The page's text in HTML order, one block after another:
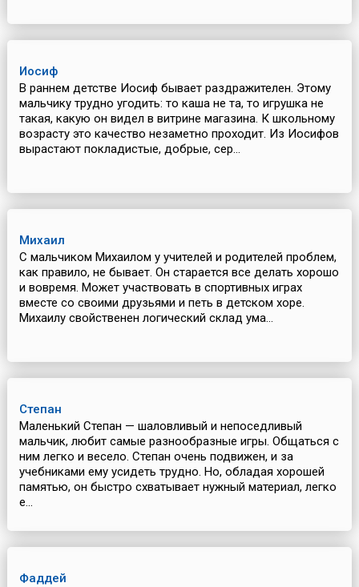
Иосиф
В раннем детстве Иосиф бывает раздражителен. Этому
мальчику трудно угодить: то каша не та, то игрушка не
такая, какую он видел в витрине магазина. К школьному
возрасту это качество незаметно проходит. Из Иосифов
вырастают покладистые, добрые, сер...
Михаил
С мальчиком Михаилом у учителей и родителей проблем,
как правило, не бывает. Он старается все делать хорошо
и вовремя. Может участвовать в спортивных играх
вместе со своими друзьями и петь в детском хоре.
Михаилу свойственен логический склад ума...
Степан
Маленький Степан — шаловливый и непоседливый
мальчик, любит самые разнообразные игры. Общаться с
ним легко и весело. Степан очень подвижен, и за
учебниками ему усидеть трудно. Но, обладая хорошей
памятью, он быстро схватывает нужный материал, легко
е...
Фаддей